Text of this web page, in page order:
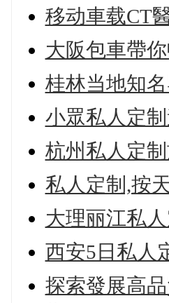
移动車载CT
大阪包車帶
桂林当地知
小眾私人定
杭州私人定
私人定制,按
大理丽江私
西安5日私人
探索發展高